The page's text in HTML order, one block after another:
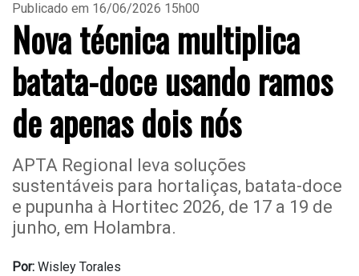
Publicado em 16/06/2026 15h00
Nova técnica multiplica
batata-doce usando ramos
de apenas dois nós
APTA Regional leva soluções
sustentáveis para hortaliças, batata-doce
e pupunha à Hortitec 2026, de 17 a 19 de
junho, em Holambra.
Por: Wisley Torales